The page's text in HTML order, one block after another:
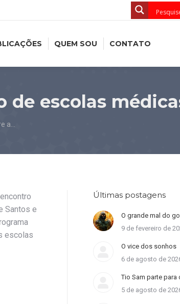
QUEM SOU CONTATO
de escolas
a…
Santos e
escolas
Últimas postagens
O grande mal do
9 de fevereiro de
O vice dos sonhos
6 de agosto de
Tio Sam parte para
5 de agosto de